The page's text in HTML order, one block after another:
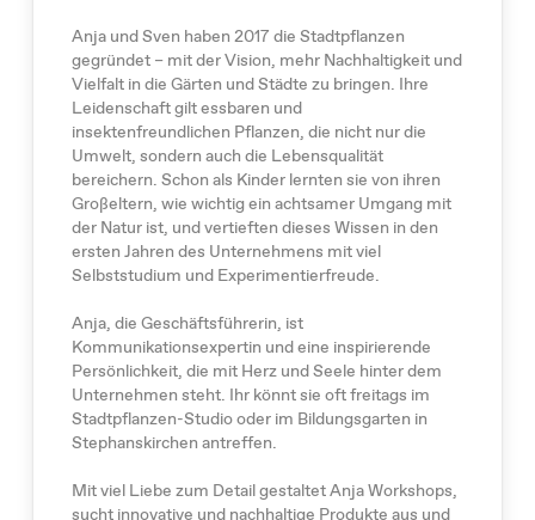
Anja und Sven haben 2017 die Stadtpflanzen
gegründet – mit der Vision, mehr Nachhaltigkeit und
Vielfalt in die Gärten und Städte zu bringen. Ihre
Leidenschaft gilt essbaren und
insektenfreundlichen Pflanzen, die nicht nur die
Umwelt, sondern auch die Lebensqualität
bereichern. Schon als Kinder lernten sie von ihren
Großeltern, wie wichtig ein achtsamer Umgang mit
der Natur ist, und vertieften dieses Wissen in den
ersten Jahren des Unternehmens mit viel
Selbststudium und Experimentierfreude.
Anja, die Geschäftsführerin, ist
Kommunikationsexpertin und eine inspirierende
Persönlichkeit, die mit Herz und Seele hinter dem
Unternehmen steht. Ihr könnt sie oft freitags im
Stadtpflanzen-Studio oder im Bildungsgarten in
Stephanskirchen antreffen.
Mit viel Liebe zum Detail gestaltet Anja Workshops,
sucht innovative und nachhaltige Produkte aus und